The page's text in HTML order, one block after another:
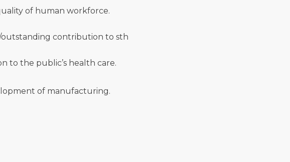
of human workforce.
contribution to sth
to the public’s health care.
of manufacturing.